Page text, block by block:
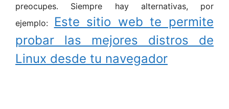
preocupes. Siempre hay alternativas, por
ejemplo:
Este sitio web te permite
probar las mejores distros de
Linux desde tu navegador